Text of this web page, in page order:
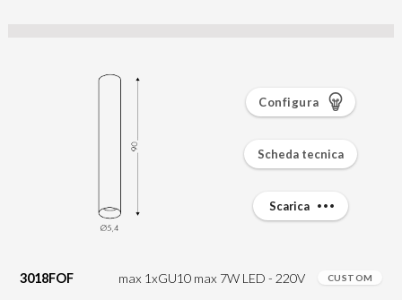
3018FOF max 1xGU10 max 7W LED - 220V CUSTOM
Configura
Scheda tecnica
Scarica